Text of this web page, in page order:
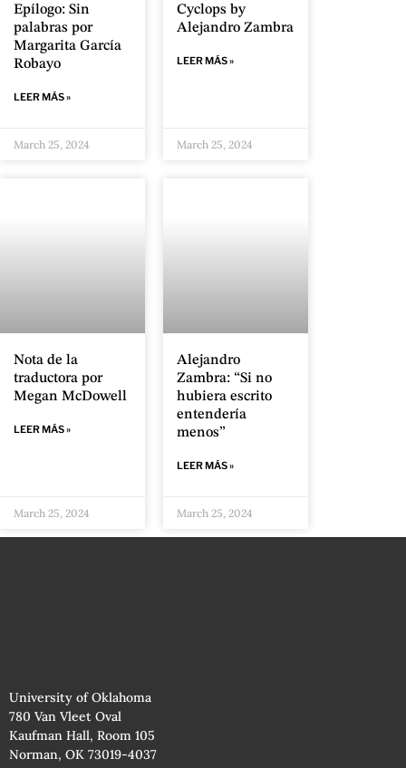
Epílogo: Sin
palabras por
Margarita García
Robayo
LEER MÁS »
March 25, 2024
Cyclops by
Alejandro Zambra
LEER MÁS »
March 25, 2024
Nota de la
traductora por
Megan McDowell
LEER MÁS »
March 25, 2024
Alejandro
Zambra: “Si no
hubiera escrito
entendería
menos”
LEER MÁS »
March 25, 2024
University of Oklahoma
780 Van Vleet Oval
Kaufman Hall, Room 105
Norman, OK 73019-4037